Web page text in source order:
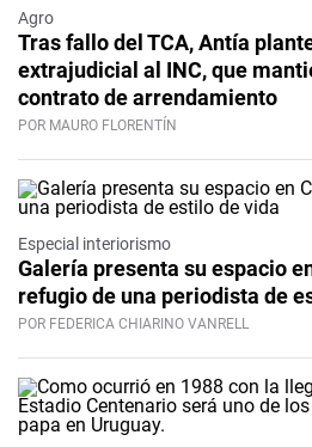
Agro
Tras fallo del TCA, Antía
extrajudicial al INC, que
contrato de arrendamiento
POR MAURO FLORENTÍN
Especial interiorismo
Galería presenta su espacio
refugio de una periodista de
POR FEDERICA CHIARINO VANRELL